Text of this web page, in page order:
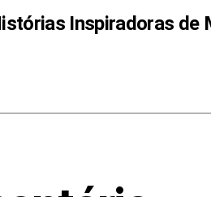
Inspiradoras de